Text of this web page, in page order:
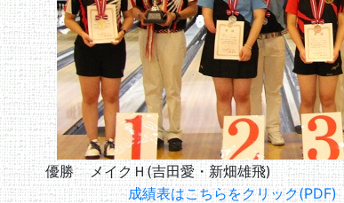
優勝メイクＨ(吉田愛・新畑雄飛)
成績表はこちらをクリック(PDF)